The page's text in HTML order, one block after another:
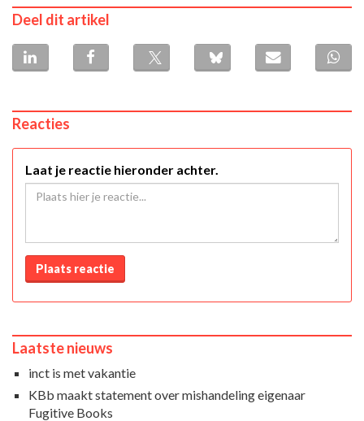
Deel dit artikel
Reacties
Laat je reactie hieronder achter.
Plaats reactie
Laatste nieuws
inct is met vakantie
KBb maakt statement over mishandeling eigenaar
Fugitive Books